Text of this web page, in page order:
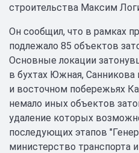
строительства Максим
Он сообщил, что в рамках
подлежало 85 объектов
Основные локации
в бухтах Южная, Санникова
и восточном побережьях
немало иных объектов
удаление которых
последующих этапов
министерство транспорта